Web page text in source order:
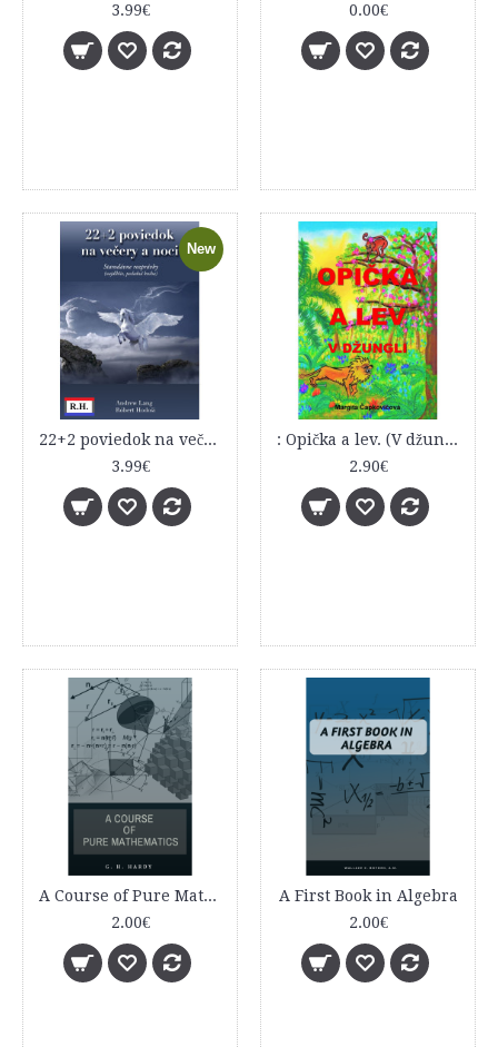
3.99€
0.00€
New
22+2 poviedok na večery a noci, Starodávne rozprávky, najdlhšie, posledná kniha
3.99€
: Opička a lev. (V džungli.)
2.90€
A Course of Pure Mathematics
2.00€
A First Book in Algebra
2.00€